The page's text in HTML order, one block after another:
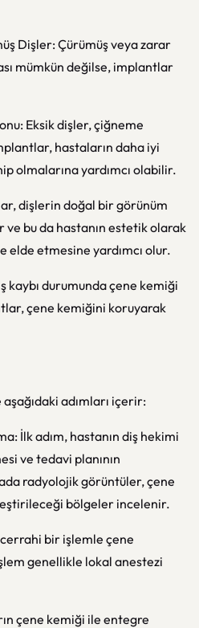
Dişler: Çürümüş veya zarar
mümkün değilse, implantlar
Eksik dişler, çiğneme
hastaların daha iyi
olmalarına yardımcı olabilir.
dişlerin doğal bir görünüm
ve bu da hastanın estetik olarak
etmesine yardımcı olur.
kaybı durumunda çene kemiği
çene kemiğini koruyarak
adımları içerir:
İlk adım, hastanın diş hekimi
ve tedavi planının
radyolojik görüntüler, çene
bölgeler incelenir.
bir işlemle çene
genellikle lokal anestezi
çene kemiği ile entegre